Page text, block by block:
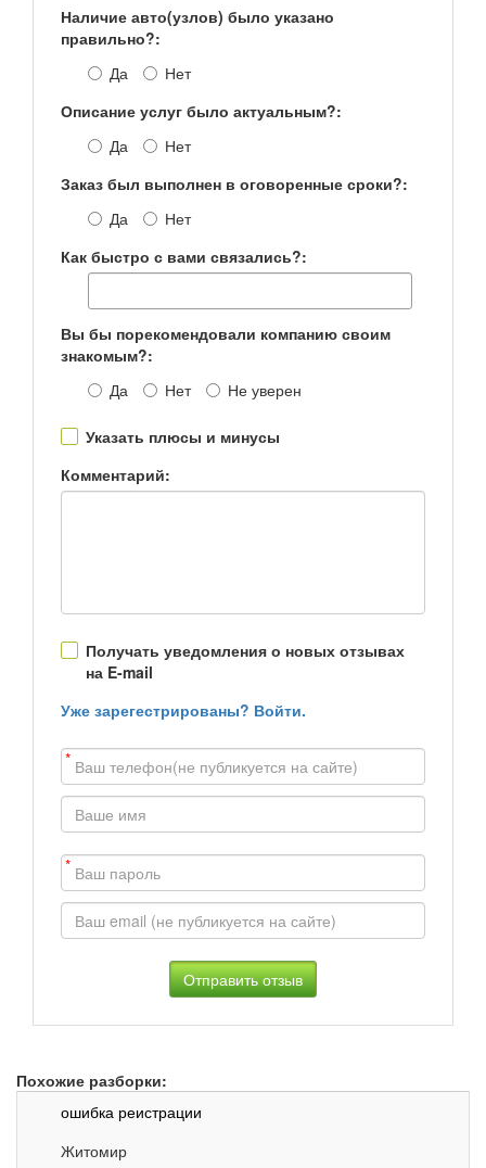
Наличие авто(узлов) было указано
правильно?:
Да
Нет
Описание услуг было актуальным?:
Да
Нет
Заказ был выполнен в оговоренные сроки?:
Да
Нет
Как быстро с вами связались?:
Вы бы порекомендовали компанию своим
знакомым?:
Да
Нет Не уверен
Указать плюсы и минусы
Комментарий:
Получать уведомления о новых отзывах
на E-mail
Уже зарегестрированы? Войти.
*
*
Похожие разборки:
ошибка реистрации
Житомир